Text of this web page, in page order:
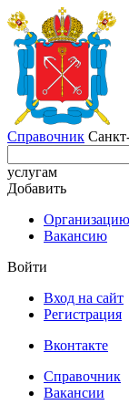
Справочник
услугам
Добавить
Организацию
Вакансию
Войти
Вход на сайт
Регистрация
Вконтакте
Справочник
Вакансии